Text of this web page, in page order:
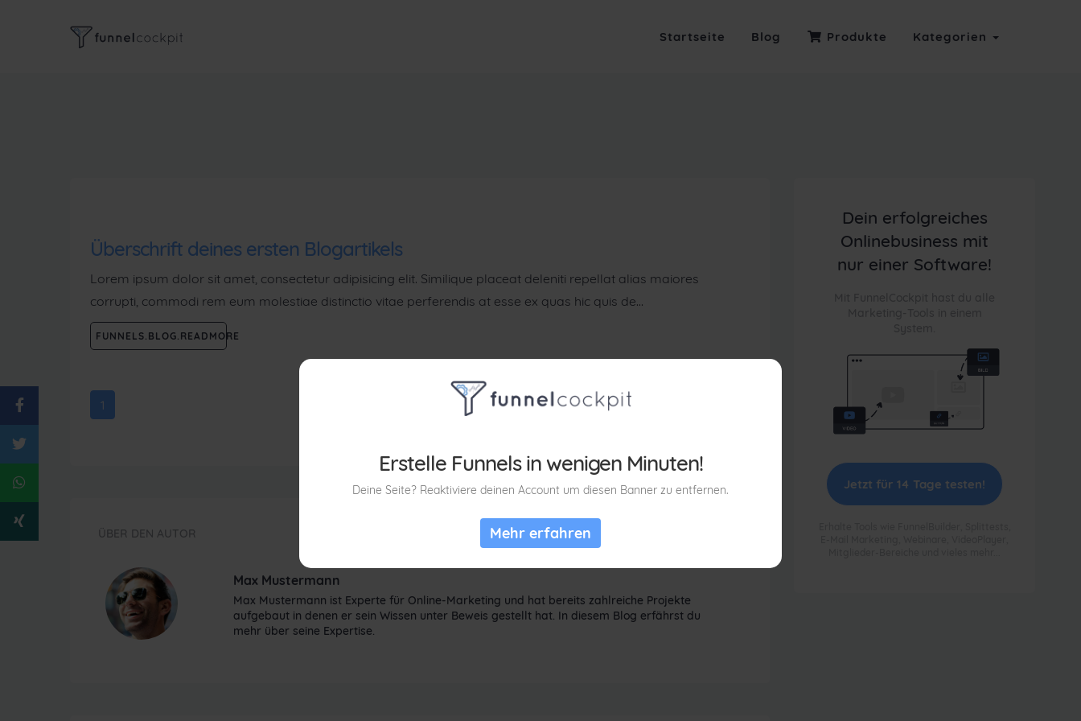
Startseite Blog Produkte Kategorien
Überschrift deines ersten Blogartikels
Lorem ipsum dolor sit amet, consectetur adipisicing elit. Similique placeat deleniti repellat alias maiores
corrupti, commodi rem eum molestiae distinctio vitae perferendis at esse ex quas hic quis de…
FUNNELS.BLOG.READMORE
1
ÜBER DEN AUTOR
Max Mustermann
Max Mustermann ist Experte für Online-Marketing und hat bereits zahlreiche Projekte
aufgebaut in denen er sein Wissen unter Beweis gestellt hat. In diesem Blog erfährst du
mehr über seine Expertise.
Dein erfolgreiches
Onlinebusiness mit
nur einer Software!
Jetzt für 14 Tage testen!
Erstelle Funnels in wenigen Minuten!
Deine Seite? Reaktiviere deinen Account um diesen Banner zu entfernen.
Mehr erfahren